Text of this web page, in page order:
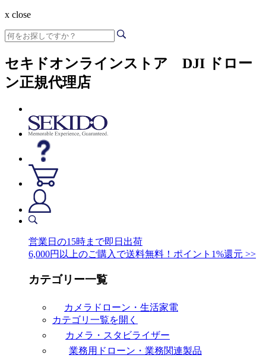
x close
セキドオンラインストア DJI ドロー
ン正規代理店
営業日の15時まで即日出荷
6,000円以上のご購入で送料無料！ポイント1%還元 >>
カテゴリー一覧
カメラドローン・生活家電
カテゴリ一覧を開く
カメラ・スタビライザー
業務用ドローン・業務関連製品